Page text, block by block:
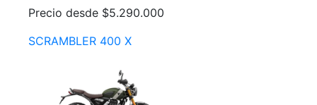
Precio desde $5.290.000
SCRAMBLER 400 X